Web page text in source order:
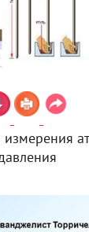
измерения